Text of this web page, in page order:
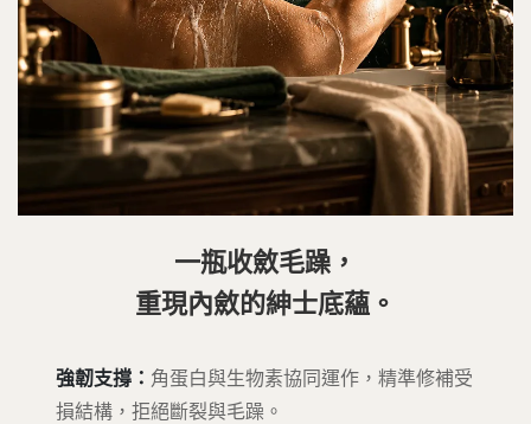
一瓶收斂毛躁，
重現內斂的紳士底蘊。
強韌支撐： 角蛋白與生物素協同運作，精準修補受
損結構，拒絕斷裂與毛躁。